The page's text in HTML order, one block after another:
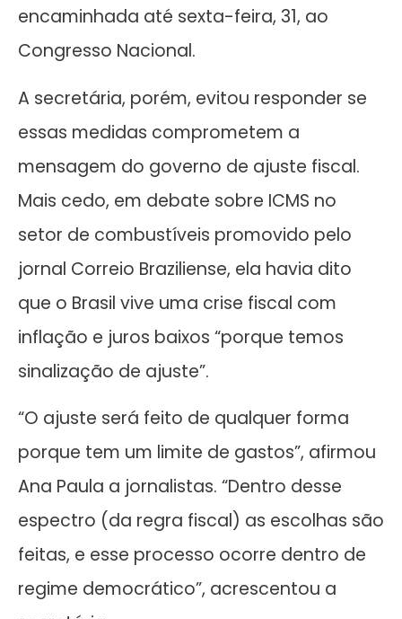
encaminhada até sexta-feira, 31, ao
Congresso Nacional.
A secretária, porém, evitou responder se
essas medidas comprometem a
mensagem do governo de ajuste fiscal.
Mais cedo, em debate sobre ICMS no
setor de combustíveis promovido pelo
jornal Correio Braziliense, ela havia dito
que o Brasil vive uma crise fiscal com
inflação e juros baixos “porque temos
sinalização de ajuste”.
“O ajuste será feito de qualquer forma
porque tem um limite de gastos”, afirmou
Ana Paula a jornalistas. “Dentro desse
espectro (da regra fiscal) as escolhas são
feitas, e esse processo ocorre dentro de
regime democrático”, acrescentou a